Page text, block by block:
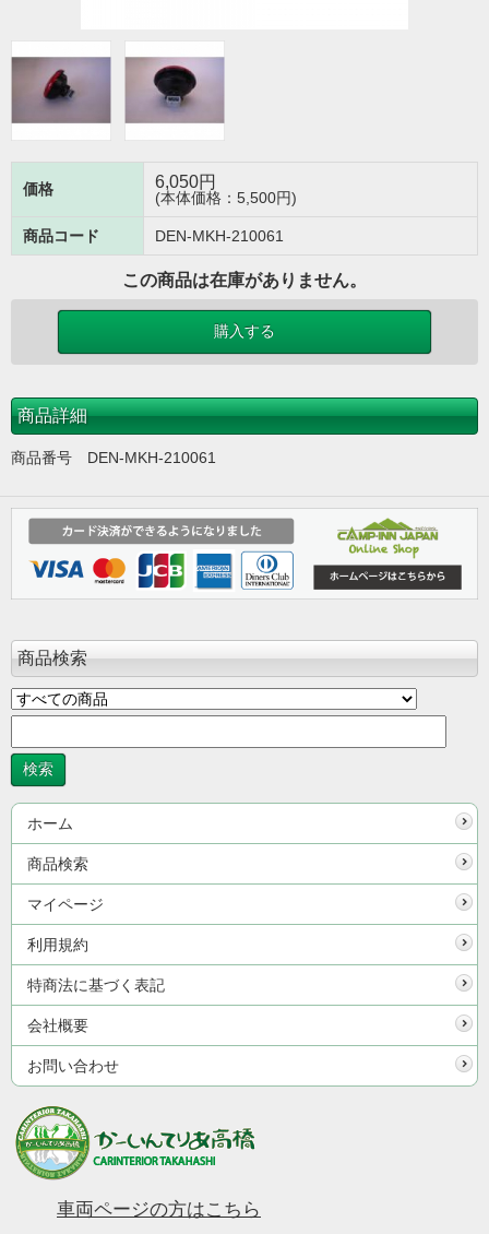
価格 6,050円
(本体価格：5,500円)
商品コード DEN-MKH-210061
この商品は在庫がありません。
商品詳細
商品番号 DEN-MKH-210061
商品検索
ホーム
商品検索
マイページ
利用規約
特商法に基づく表記
会社概要
お問い合わせ
車両ページの方はこちら